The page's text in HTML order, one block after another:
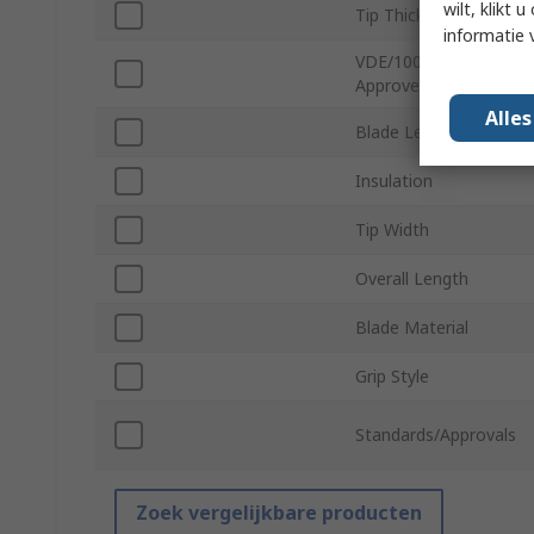
Tip Thickness
VDE/1000V
Approved
Blade Length
Insulation
Tip Width
Overall Length
Blade Material
Grip Style
Standards/Approvals
Zoek vergelijkbare producten
wilt, klikt u
informatie